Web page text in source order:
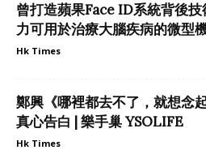
曾打造蘋果Face ID系統背後
力可用於治療大腦疾病的微型
Hk Times
鄭興《哪裡都去不了，就想念
真心告白 | 樂手巢 YSOLIFE
Hk Times